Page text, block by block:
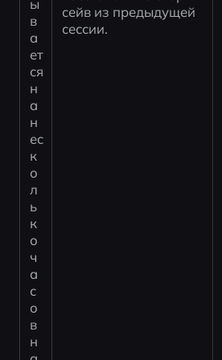
ы
в
а
ет
ся
н
а
н
ес
к
о
л
ь
к
о
ч
а
с
о
в
н
сейв из предыдущей
сессии.